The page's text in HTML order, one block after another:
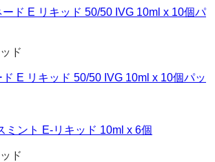
ド
E リキッド 50/50 IVG 10ml x 10個パッ
ド